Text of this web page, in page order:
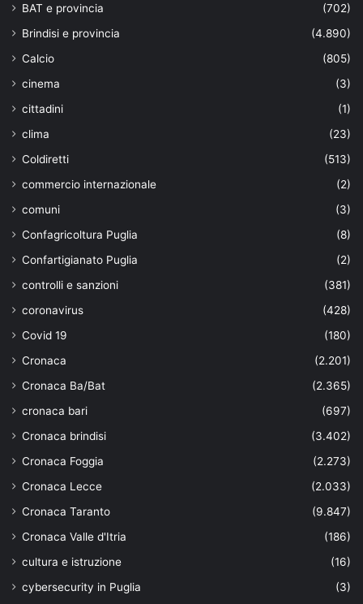
BAT e provincia
(702)
Brindisi e provincia
(4.890)
Calcio
(805)
cinema
(3)
cittadini
(1)
clima
(23)
Coldiretti
(513)
commercio internazionale
(2)
comuni
(3)
Confagricoltura Puglia
(8)
Confartigianato Puglia
(2)
controlli e sanzioni
(381)
coronavirus
(428)
Covid 19
(180)
Cronaca
(2.201)
Cronaca Ba/Bat
(2.365)
cronaca bari
(697)
Cronaca brindisi
(3.402)
Cronaca Foggia
(2.273)
Cronaca Lecce
(2.033)
Cronaca Taranto
(9.847)
Cronaca Valle d'Itria
(186)
cultura e istruzione
(16)
cybersecurity in Puglia
(3)